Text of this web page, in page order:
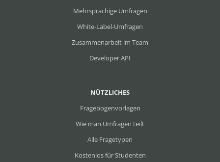
NÜTZLICHES
Fragebogenvorlagen
Wie man Umfragen teilt
Alle Fragetypen
Kostenlos für Studenten
Mehrsprachige Umfragen
White-Label-Umfragen
Zusammenarbeit im Team
Developer API